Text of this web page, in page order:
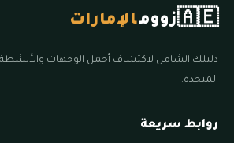
🇦🇪زوومالإمارات
دليلك الشامل لاكتشاف أجمل الوجهات والأنشطة
المتحدة.
روابط سريعة